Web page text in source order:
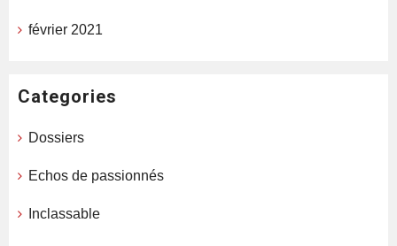
février 2021
Categories
Dossiers
Echos de passionnés
Inclassable